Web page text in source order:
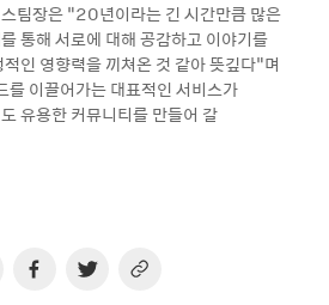
팀장은 “20년이라는 긴 시간만큼 많은
통해 서로에 대해 공감하고 이야기를
인 영향력을 끼쳐온 것 같아 뜻깊다”며
를 이끌어가는 대표적인 서비스가
유용한 커뮤니티를 만들어 갈